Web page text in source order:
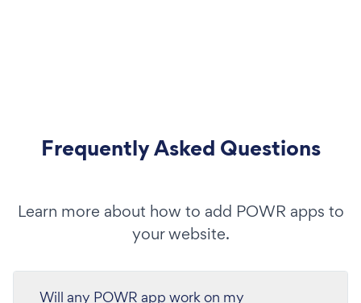
Frequently Asked Questions
Learn more about how to add POWR apps to
your website.
Will any POWR app work on my